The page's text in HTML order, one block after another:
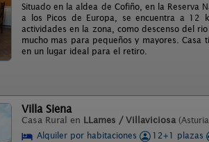
Situado en la aldea de Cofiño, en la Reserva
a los Picos de Europa, se encuentra a 12
actividades en la zona, como descenso del
mucho mas para pequeños y mayores.
en un lugar ideal para el retiro.
Villa Siena
Casa Rural en LLames / Villaviciosa
Alquiler por habitaciones
12+1 plazas